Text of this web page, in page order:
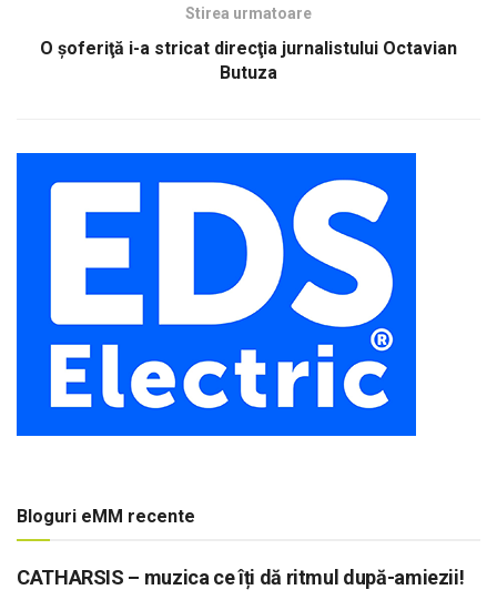
Stirea urmatoare
O şoferiţă i-a stricat direcţia jurnalistului Octavian
Butuza
Bloguri eMM recente
CATHARSIS – muzica ce îți dă ritmul după-amiezii!